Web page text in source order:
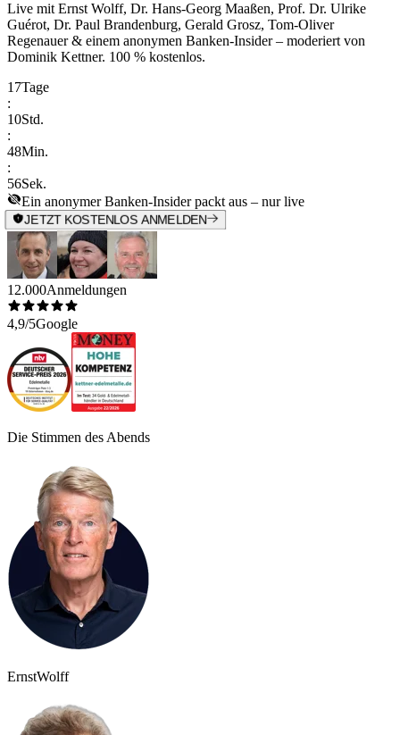
Live mit Ernst Wolff, Dr. Hans-Georg Maaßen, Prof. Dr. Ulrike
Guérot, Dr. Paul Brandenburg, Gerald Grosz, Tom-Oliver
Regenauer & einem anonymen Banken-Insider– moderiert von
Dominik Kettner. 100 % kostenlos.
17Tage
:
10Std.
:
48Min.
:
56Sek.
Ein anonymer Banken-Insider packt aus – nur live
JETZT KOSTENLOS ANMELDEN
12.000Anmeldungen
4,9/5Google
Die Stimmen des Abends
ErnstWolff